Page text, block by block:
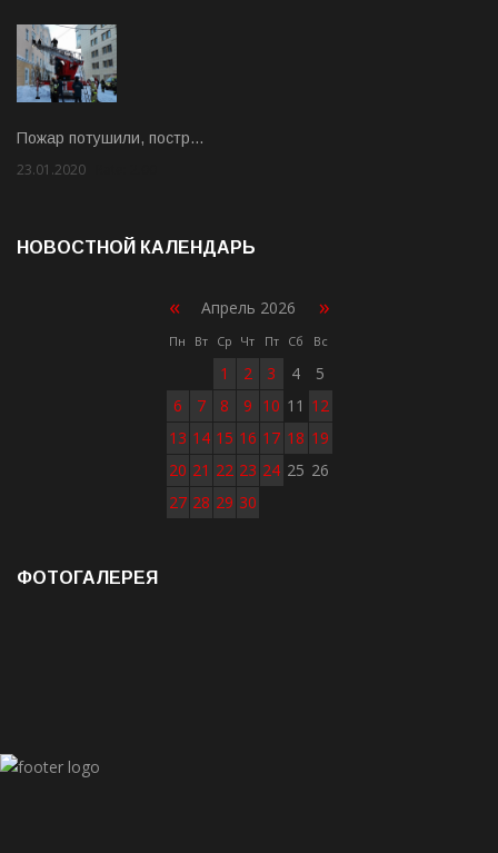
Пожар потушили, постр…
23.01.2020
НОВОСТНОЙ КАЛЕНДАРЬ
« Апрель 2026 »
Пн Вт Ср Чт Пт Сб Вс
1 2 3 4
5
6
7 8 9 10 11 12
13 14 15 16 17 18 19
20 21 22 23 24 25 26
27 28 29 30
ФОТОГАЛЕРЕЯ